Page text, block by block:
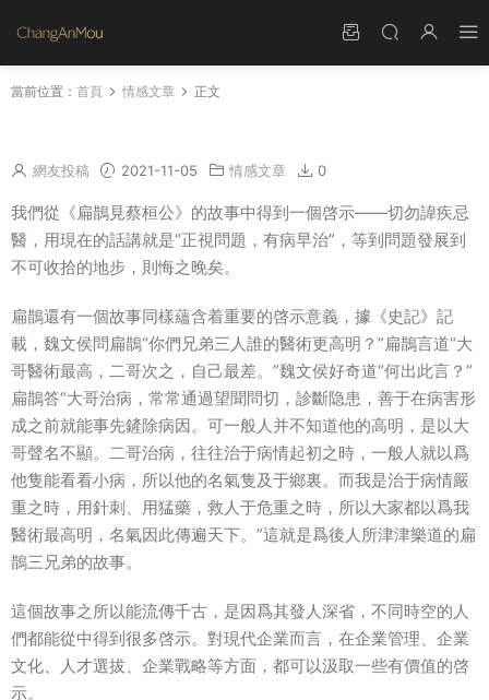
當前位置： 首頁 情感文章 正文
網友投稿 2021-11-05 情感文章 0
我們從《扁鵲見蔡桓公》的故事中得到一個啓示——切勿諱疾忌
醫，用現在的話講就是“正視問題，有病早治”，等到問題發展到
不可收拾的地步，則悔之晚矣。
扁鵲還有一個故事同樣蘊含着重要的啓示意義，據《史記》記
載，魏文侯問扁鵲“你們兄弟三人誰的醫術更高明？”扁鵲言道“大
哥醫術最高，二哥次之，自己最差。”魏文侯好奇道“何出此言？”
扁鵲答“大哥治病，常常通過望聞問切，診斷隐患，善于在病害形
成之前就能事先鏟除病因。可一般人并不知道他的高明，是以大
哥聲名不顯。二哥治病，往往治于病情起初之時，一般人就以爲
他隻能看看小病，所以他的名氣隻及于鄉裏。而我是治于病情嚴
重之時，用針刺、用猛藥，救人于危重之時，所以大家都以爲我
醫術最高明，名氣因此傳遍天下。”這就是爲後人所津津樂道的扁
鵲三兄弟的故事。
這個故事之所以能流傳千古，是因爲其發人深省，不同時空的人
們都能從中得到很多啓示。對現代企業而言，在企業管理、企業
文化、人才選拔、企業戰略等方面，都可以汲取一些有價值的啓
示。